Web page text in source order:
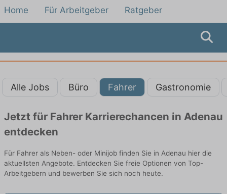
Home Für Arbeitgeber Ratgeber
Alle Jobs Büro Fahrer Gastronomie
Jetzt für Fahrer Karrierechancen in Adenau
entdecken
Für Fahrer als Neben- oder Minijob finden Sie in Adenau hier die
aktuellsten Angebote. Entdecken Sie freie Optionen von Top-
Arbeitgebern und bewerben Sie sich noch heute.